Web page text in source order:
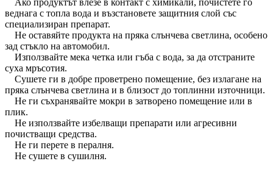
Ако продуктът влезе в контакт с химикали, почистете го
веднага с топла вода и възстановете защитния слой със
специализиран препарат.
Не оставяйте продукта на пряка слънчева светлина, особено
зад стъкло на автомобил.
Използвайте мека четка или гъба с вода, за да отстраните
суха мръсотия.
Сушете ги в добре проветрено помещение, без излагане на
пряка слънчева светлина и в близост до топлинни източници.
Не ги съхранявайте мокри в затворено помещение или в
плик.
Не използвайте избелващи препарати или агресивни
почистващи средства.
Не ги перете в пералня.
Не сушете в сушилня.